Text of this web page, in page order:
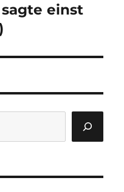
einst